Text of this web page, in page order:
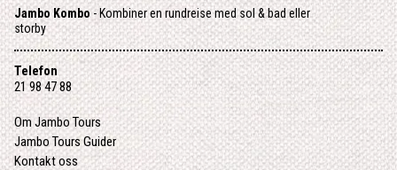
Jambo Kombo- Kombiner en rundreise med sol & bad eller
storby
Telefon
21 98 47 88
Om Jambo Tours
Jambo Tours Guider
Kontakt oss